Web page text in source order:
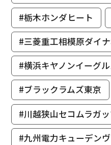
#栃木ホンダヒート
#三菱重工相模原ダイ
#横浜キヤノンイーグ
#ブラックラムズ東京
#川越狭山セコムラガ
#九州電力キューデン